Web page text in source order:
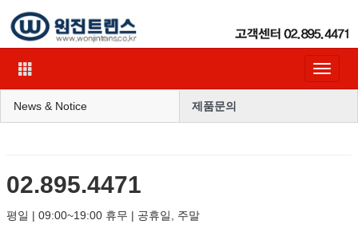
Toggle
News & Notice
제품문의
02.895.4471
평일 | 09:00~19:00 휴무 | 공휴일, 주말